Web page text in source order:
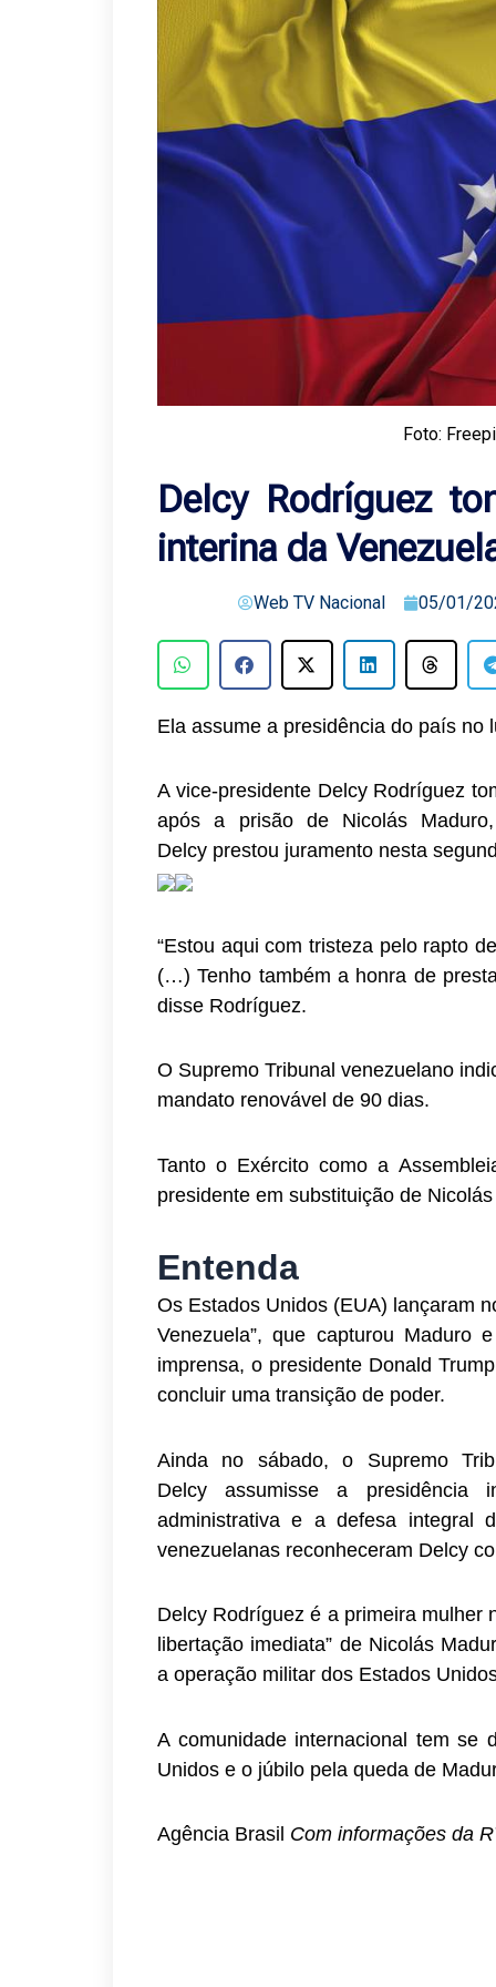
Foto:
Delcy Rodríguez
interina da
Web TV Nacional 05/01/
Ela assume a presidência do país no
A vice-presidente Delcy Rodríguez
após a prisão de Nicolás
Delcy prestou juramento nesta
“Estou aqui com tristeza pelo rapto
(…) Tenho também a honra de
disse Rodríguez.
O Supremo Tribunal venezuelano
mandato renovável de 90 dias.
Tanto o Exército como a
presidente em substituição de
Entenda
Os Estados Unidos (EUA) lançaram
Venezuela”, que capturou Maduro
imprensa, o presidente Donald
concluir uma transição de poder.
Ainda no sábado, o Supremo
Delcy assumisse a presidência
administrativa e a defesa integral
venezuelanas reconheceram Delcy
Delcy Rodríguez é a primeira mulher
libertação imediata” de Nicolás
a operação militar dos Estados
A comunidade internacional tem se
Unidos e o júbilo pela queda de
Agência Brasil Com informações da